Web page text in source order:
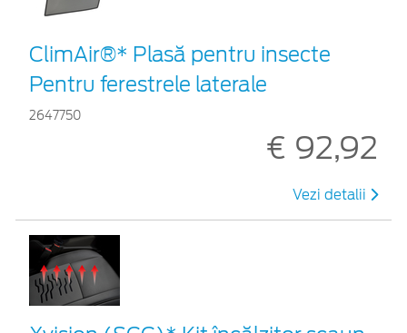
ClimAir®* Plasă pentru insecte
Pentru ferestrele laterale
2647750
€ 92,92
Vezi detalii